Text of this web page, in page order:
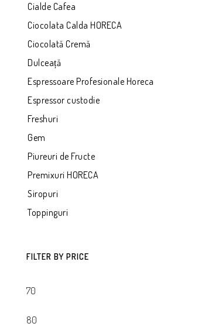
Cialde Cafea
Ciocolata Calda HORECA
Ciocolată Cremă
Dulceață
Espressoare Profesionale Horeca
Espressor custodie
Freshuri
Gem
Piureuri de Fructe
Premixuri HORECA
Siropuri
Toppinguri
FILTER BY PRICE